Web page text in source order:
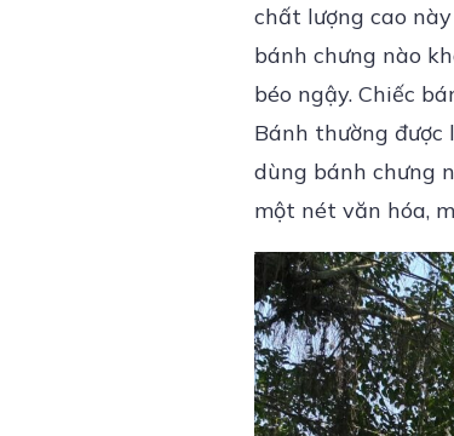
chất lượng cao
bánh chưng nào
béo ngậy. Chiếc
Bánh thường được
dùng bánh chưng
một nét văn hóa,